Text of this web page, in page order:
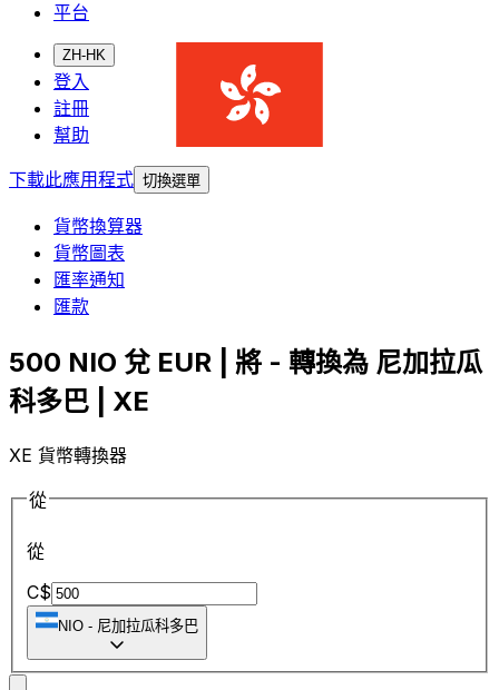
平台
ZH-HK
登入
註冊
幫助
下載此應用程式 切換選單
貨幣換算器
貨幣圖表
匯率通知
匯款
500 NIO 兌 EUR | 將 - 轉換為 尼加拉瓜
科多巴 | XE
XE 貨幣轉換器
從
從
C$
NIO - 尼加拉瓜科多巴